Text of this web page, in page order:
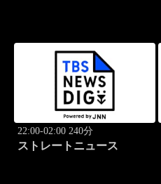
22:00-02:00 240分
ストレートニュース